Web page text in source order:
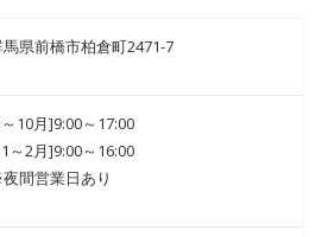
県前橋市柏倉町2471-7
10月]9:00～17:00
～2月]9:00～16:00
間営業日あり